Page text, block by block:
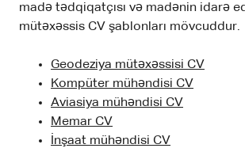
madə tədqiqatçısı və madənin idarə
mütəxəssis CV şablonları mövcuddur.
Geodeziya mütəxəssisi CV
Kompüter mühəndisi CV
Aviasiya mühəndisi CV
Memar CV
İnşaat mühəndisi CV